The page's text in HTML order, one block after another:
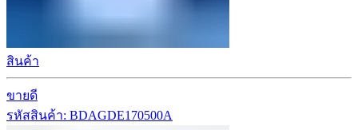
สินค้า
ขายดี
รหัสสินค้า: BDAGDE170500A